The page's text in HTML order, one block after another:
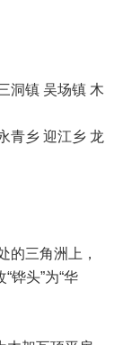
洞镇 吴场镇 木
青乡 迎江乡 龙
的三角洲上，
铧头”为“华